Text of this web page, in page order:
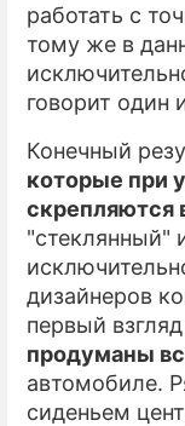
работать с
тому же в
говорит один
Конечный
которые при
скрепляются
"стеклянный"
дизайнеров
первый
продуманы
автомобиле.
сиденьем